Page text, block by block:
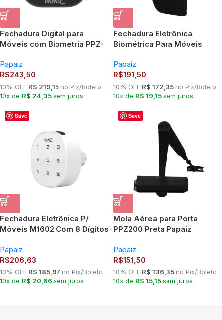
Fechadura Digital para
Móveis com Biometria PPZ-
Papaiz
R$243,50
10% OFF R$ 219,15 no Pix/Boleto
10x de R$ 24,35sem juros
Fechadura Eletrônica
Biométrica Para Móveis
Papaiz
R$191,50
10% OFF R$ 172,35 no Pix/Boleto
10x de R$ 19,15sem juros
Save
Fechadura Eletrônica P/
Móveis M1602 Com 8 Dígitos
Papaiz
R$206,63
10% OFF R$ 185,97 no Pix/Boleto
10x de R$ 20,66 sem juros
Save
Mola Aérea para Porta
PPZ200 Preta Papaiz
Papaiz
R$151,50
10% OFF R$ 136,35 no Pix/Boleto
10x de R$ 15,15sem juros